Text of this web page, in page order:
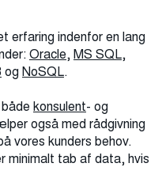
erfaring indenfor en lang
Oracle,MS SQL,
og NoSQL.
konsulent- og
også med rådgivning
vores kunders behov.
minimalt tab af data, hvis